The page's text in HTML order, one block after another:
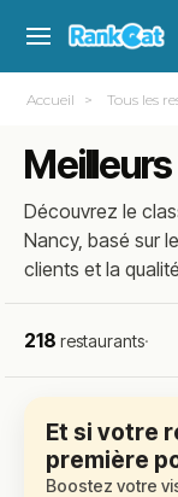
Accueil Tous les
Découvrez le
Nancy, basé sur
clients et la
218 restaurants·
Et si votre
première
Boostez votre